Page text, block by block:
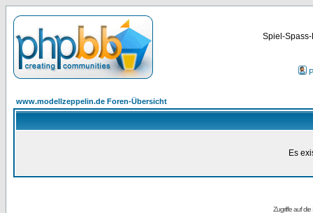
Spiel-
www.modellzeppelin.de Foren-Übersicht
Es
Zugriffe auf